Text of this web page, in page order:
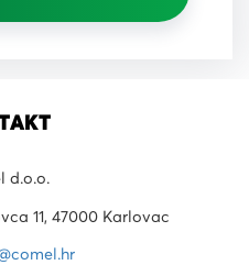
d.o.o.
11, 47000 Karlovac